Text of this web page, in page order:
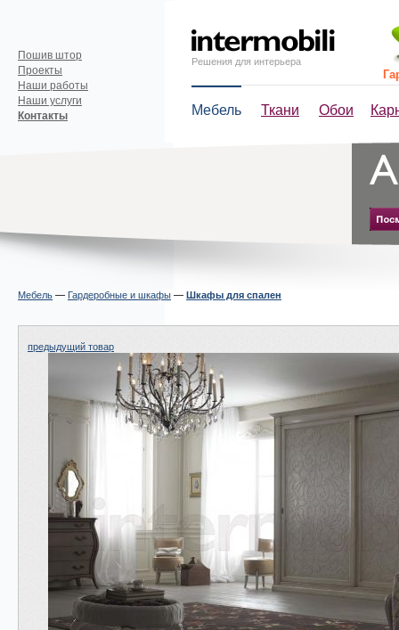
Решения для интерьера
Мебель Ткани Обои
Пошив штор
Проекты
Наши работы
Наши услуги
Контакты
Мебель— Гардеробные и шкафы— Шкафы для спален
предыдущий товар